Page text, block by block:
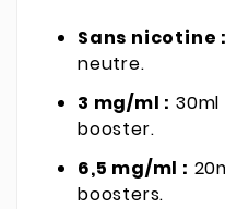
Sans nicotine :
neutre.
3 mg/ml : 30ml
booster.
6,5 mg/ml :
boosters.